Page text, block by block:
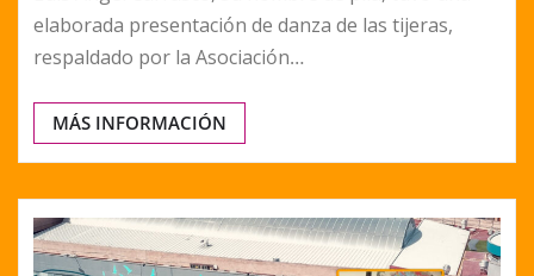
elaborada presentación de danza de las tijeras,
respaldado por la Asociación…
MÁS INFORMACIÓN